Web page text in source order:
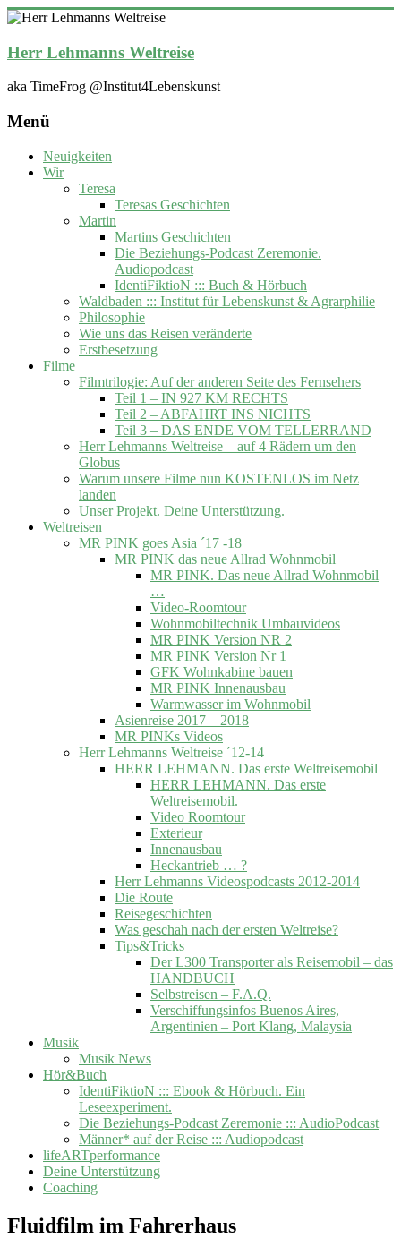
Zum
springen
Herr Lehmanns Weltreise
aka TimeFrog @Institut4Lebenskunst
Menü
Neuigkeiten
Wir
Teresa
Teresas Geschichten
Martin
Martins Geschichten
Die Beziehungs-Podcast Zeremonie.
Audiopodcast
IdentiFiktioN ::: Buch & Hörbuch
Waldbaden ::: Institut für Lebenskunst & Agrarphilie
Philosophie
Wie uns das Reisen veränderte
Erstbesetzung
Filme
Filmtrilogie: Auf der anderen Seite des Fernsehers
Teil 1 – IN 927 KM RECHTS
Teil 2 – ABFAHRT INS NICHTS
Teil 3 – DAS ENDE VOM TELLERRAND
Herr Lehmanns Weltreise – auf 4 Rädern um den
Globus
Warum unsere Filme nun KOSTENLOS im Netz
landen
Unser Projekt. Deine Unterstützung.
Weltreisen
MR PINK goes Asia ´17 -18
MR PINK das neue Allrad Wohnmobil
MR PINK. Das neue Allrad Wohnmobil
…
Video-Roomtour
Wohnmobiltechnik Umbauvideos
MR PINK Version NR 2
MR PINK Version Nr 1
GFK Wohnkabine bauen
MR PINK Innenausbau
Warmwasser im Wohnmobil
Asienreise 2017 – 2018
MR PINKs Videos
Herr Lehmanns Weltreise ´12-14
HERR LEHMANN. Das erste Weltreisemobil
HERR LEHMANN. Das erste
Weltreisemobil.
Video Roomtour
Exterieur
Innenausbau
Heckantrieb … ?
Herr Lehmanns Videospodcasts 2012-2014
Die Route
Reisegeschichten
Was geschah nach der ersten Weltreise?
Tips&Tricks
Der L300 Transporter als Reisemobil – das
HANDBUCH
Selbstreisen – F.A.Q.
Verschiffungsinfos Buenos Aires,
Argentinien – Port Klang, Malaysia
Musik
Musik News
Hör&Buch
IdentiFiktioN ::: Ebook & Hörbuch. Ein
Leseexperiment.
Die Beziehungs-Podcast Zeremonie ::: AudioPodcast
Männer* auf der Reise ::: Audiopodcast
lifeARTperformance
Deine Unterstützung
Coaching
Fluidfilm im Fahrerhaus